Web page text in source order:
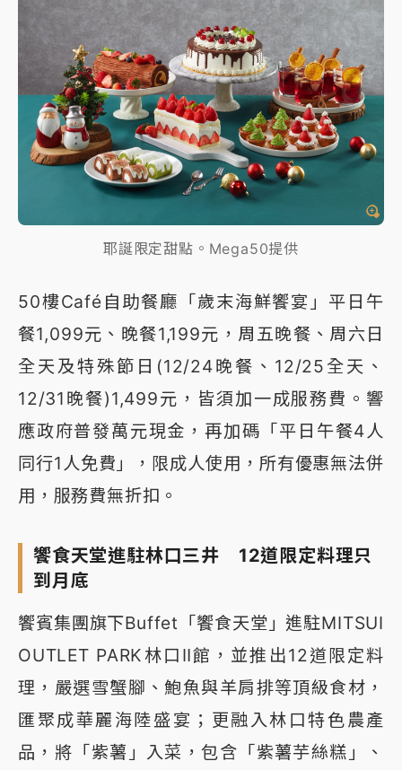
耶誕限定甜點。Mega50提供
50樓Café自助餐廳「歲末海鮮饗宴」平日午
餐1,099元、晚餐1,199元，周五晚餐、周六日
全天及特殊節日(12/24晚餐、12/25全天、
12/31晚餐)1,499元，皆須加一成服務費。響
應政府普發萬元現金，再加碼「平日午餐4人
同行1人免費」，限成人使用，所有優惠無法併
用，服務費無折扣。
饗食天堂進駐林口三井 12道限定料理只
到月底
饗賓集團旗下Buffet「饗食天堂」進駐MITSUI
OUTLET PARK林口Ⅱ館，並推出12道限定料
理，嚴選雪蟹腳、鮑魚與羊肩排等頂級食材，
匯聚成華麗海陸盛宴；更融入林口特色農產
品，將「紫薯」入菜，包含「紫薯芋絲糕」、